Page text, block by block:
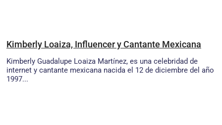
Kimberly Loaiza, Influencer y Cantante Mexicana
Kimberly Guadalupe Loaiza Martínez, es una celebridad de
internet y cantante mexicana nacida el 12 de diciembre del año
1997...